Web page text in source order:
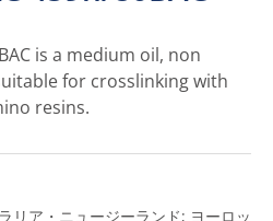
is a medium oil, non
for crosslinking with
resins.
リア・ニュージーランド; ヨーロッ